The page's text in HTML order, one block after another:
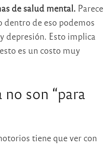
de salud mental. Parece
de eso podemos
depresión. Esto implica
es un costo muy
son “para
tiene que ver con